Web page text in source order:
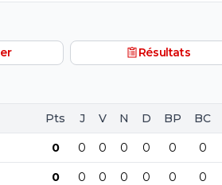
Mbappé lorsqu'il avait voulu
Résultats
Pts J V N D BP BC
0 0 0 0 0 0 0
0 0 0 0 0 0 0